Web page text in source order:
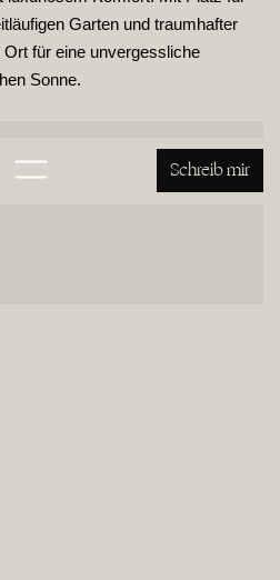
Schreib mir
Garten und traumhafter
für eine unvergessliche
Sonne.
Italien